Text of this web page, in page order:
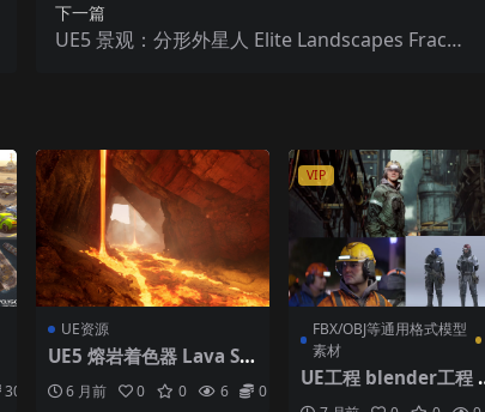
下一篇
UE5 景观：分形外星人 Elite Landscapes Fracta
30
UE资源
UE5 熔岩着色器 Lava Sh
6 月前 0 0 6 0
VIP
FBX/OBJ等通用格式模型
素材
UE工程 blender工程 工